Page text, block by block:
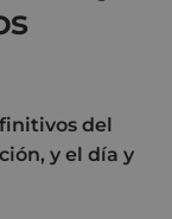
del
y el día y